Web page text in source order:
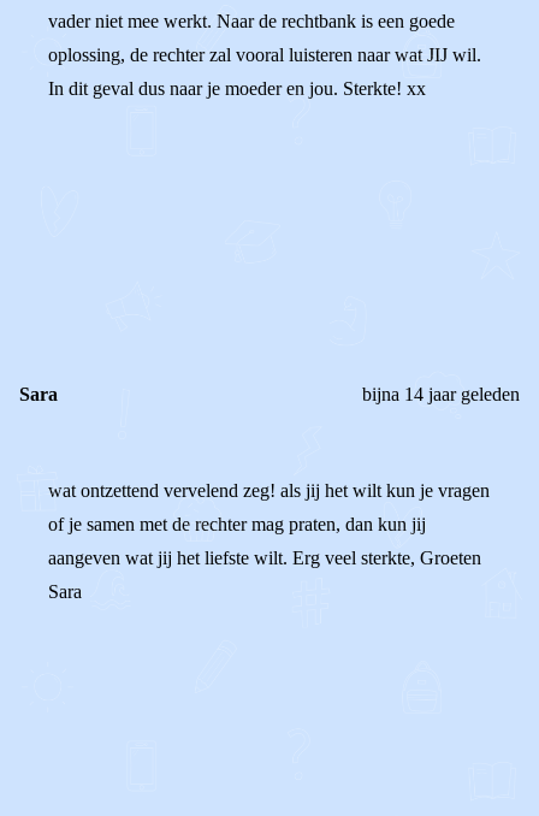
vader niet mee werkt. Naar de rechtbank is een goede
oplossing, de rechter zal vooral luisteren naar wat JIJ wil.
In dit geval dus naar je moeder en jou. Sterkte! xx
Sara bijna 14 jaar geleden
wat ontzettend vervelend zeg! als jij het wilt kun je vragen
of je samen met de rechter mag praten, dan kun jij
aangeven wat jij het liefste wilt. Erg veel sterkte, Groeten
Sara